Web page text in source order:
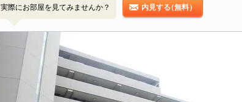
実際にお部屋を見てみませんか？ 内見する（無料）